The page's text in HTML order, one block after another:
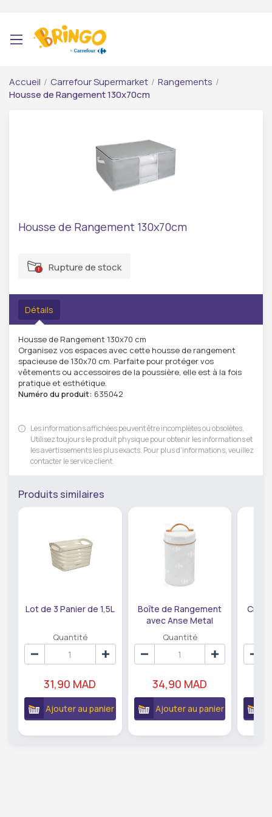
Accueil / Carrefour Supermarket / Rangements /
Housse de Rangement 130x70cm
Housse de Rangement 130x70cm
Rupture de stock
Détails
Housse de Rangement 130x70 cm
Organisez vos espaces avec cette housse de rangement
spacieuse de 130x70 cm. Parfaite pour protéger vos
vêtements ou accessoires de la poussière, elle est à la fois
pratique et esthétique.
Numéro du produit: 635042
Les informations affichées peuvent être incomplètes ou obsolètes.
Utilisez toujours le produit physique pour obtenir les informations et
les avertissements les plus exacts. Pour plus d'informations, veuillez
contacter le service client.
Produits similaires
Lot de 3 Panier de 1,5L
Quantité
31,90 MAD
Ajouter au panier
Boîte de Rangement
avec Anse Metal
Blanc.
Quantité
34,90 MAD
Ajouter au panier